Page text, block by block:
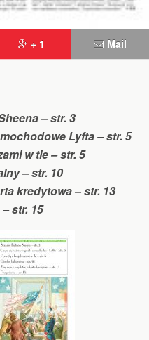
+ 1 Mail
– str. 3
Lyfta – str. 5
w tle – str. 5
– str. 10
kredytowa – str. 13
str. 15